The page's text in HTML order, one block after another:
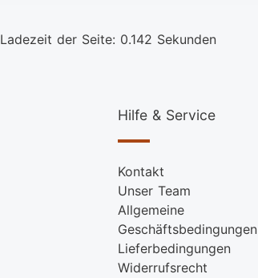
Ladezeit der Seite: 0.142 Sekunden
Hilfe & Service
Kontakt
Unser Team
Allgemeine
Geschäftsbedingungen
Lieferbedingungen
Widerrufsrecht